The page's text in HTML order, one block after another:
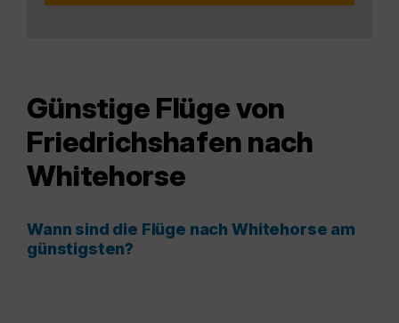
Günstige Flüge von
Friedrichshafen nach
Whitehorse
Wann sind die Flüge nach Whitehorse am
günstigsten?